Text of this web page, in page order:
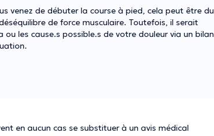
venez de débuter la course à pied, cela peut être du
de force musculaire. Toutefois, il serait
les cause.s possible.s de votre douleur via un bilan
en aucun cas se substituer à un avis médical